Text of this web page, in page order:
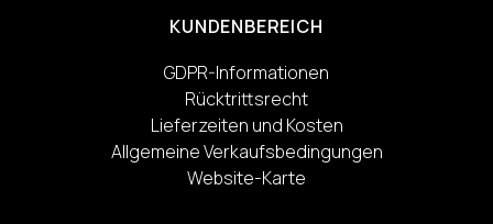
KUNDENBEREICH
GDPR-Informationen
Rücktrittsrecht
Lieferzeiten und Kosten
Allgemeine Verkaufsbedingungen
Website-Karte